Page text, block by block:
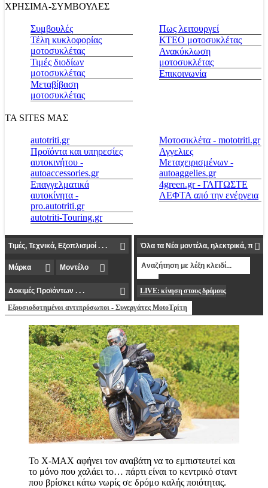
ΧΡΗΣΙΜΑ-ΣΥΜΒΟΥΛΕΣ
Συμβουλές
Τέλη κυκλοφορίας
μοτοσυκλέτας
Τιμές διοδίων
μοτοσυκλέτας
Μεταβίβαση
μοτοσυκλέτας
Πως λειτουργεί
ΚΤΕΟ μοτοσυκλέτας
Ανακύκλωση
μοτοσυκλέτας
Επικοινωνία
ΤΑ SITES ΜΑΣ
autotriti.gr
Προϊόντα και υπηρεσίες
αυτοκινήτου -
autoaccessories.gr
Επαγγελματικά
αυτοκίνητα -
pro.autotriti.gr
autotriti-Touring.gr
Μοτοσικλέτα - mototriti.gr
Αγγελιες
Μεταχειρισμένων -
autoaggelies.gr
4green.gr - ΓΛΙΤΩΣΤΕ
ΛΕΦΤΑ από την ενέργεια
LIVE: κίνηση στους δρόμους
Εξουσιοδοτημένοι αντιπρόσωποι - Συνεργάτες MotoΤρίτη
Το X-MAX αφήνει τον αναβάτη να το εμπιστευτεί και
το μόνο που χαλάει το… πάρτι είναι το κεντρικό σταντ
που βρίσκει κάτω νωρίς σε δρόμο καλής ποιότητας.